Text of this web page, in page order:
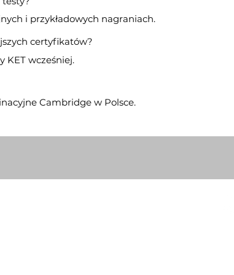
i przykładowych nagraniach.
certyfikatów?
KET wcześniej.
Cambridge w Polsce.